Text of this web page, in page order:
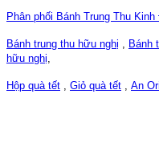
Phân phối Bánh Trung Thu Kinh
Bánh trung thu hữu nghị Bánh
hữu nghị
Hộp quà tết Giỏ quà tết An